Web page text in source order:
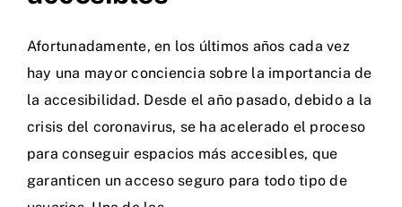
Afortunadamente, en los últimos años cada vez
hay una mayor conciencia sobre la importancia de
la accesibilidad. Desde el año pasado, debido a la
crisis del coronavirus, se ha acelerado el proceso
para conseguir espacios más accesibles, que
garanticen un acceso seguro para todo tipo de